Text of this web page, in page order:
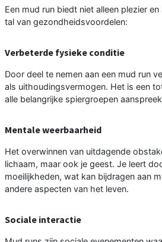
Een mud run biedt niet alleen plezier
tal van gezondheidsvoordelen:
Verbeterde fysieke conditie
Door deel te nemen aan een mud run
als uithoudingsvermogen. Het is een
alle belangrijke spiergroepen
Mentale weerbaarheid
Het overwinnen van uitdagende
lichaam, maar ook je geest. Je leert
moeilijkheden, wat kan bijdragen aan
andere aspecten van het leven.
Sociale interactie